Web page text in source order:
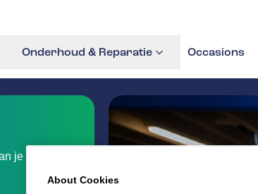
Onderhoud & Reparatie Occasions
je terecht
About Cookies